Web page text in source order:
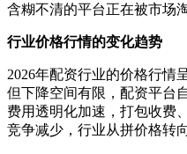
含糊不清的平台正在被市场淘
行业价格行情的变化趋势
2026年配资行业的价格行情
但下降空间有限，配资平台
费用透明化加速，打包收费
竞争减少，行业从拼价格转